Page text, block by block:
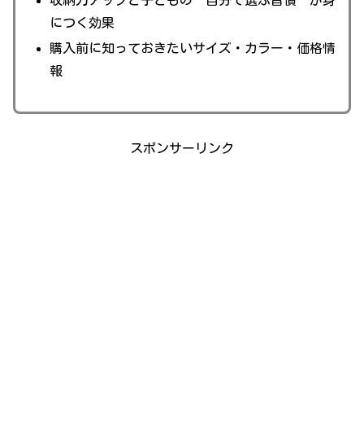
につく効果
購入前に知っておきたいサイズ・カラー・価格情
報
スポンサーリンク